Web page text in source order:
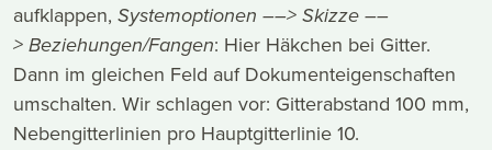
aufklappen, Systemoptionen ––> Skizze––
>Beziehungen/Fangen: Hier Häkchen bei Gitter.
Dann im gleichen Feld auf Dokumenteigenschaften
umschalten. Wir schlagen vor: Gitterabstand 100 mm,
Nebengitterlinien pro Hauptgitterlinie 10.